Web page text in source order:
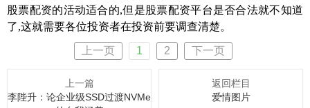
股票配资的活动适合的,但是股票配资平台是否合法就不知道
了,这就需要各位投资者在投资前要调查清楚。
上一页 1 2 下一页
上一篇
李陛升：论企业级SSD过渡NVMe
返回栏目
爱情图片